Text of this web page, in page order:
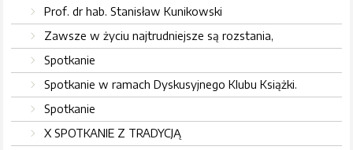
Prof. dr hab. Stanisław Kunikowski
Zawsze w życiu najtrudniejsze są rozstania,
Spotkanie
Spotkanie w ramach Dyskusyjnego Klubu Książki.
Spotkanie
X SPOTKANIE Z TRADYCJĄ